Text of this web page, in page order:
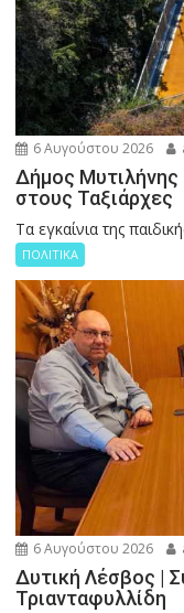
6 Αυγούστου 2026
Δήμος Μυτιλήνης
στους Ταξιάρχες
Tα εγκαίνια της
ΠΟΛΙΤΙΚΑ
6 Αυγούστου 2026
Δυτική Λέσβος |
Τριανταφυλλίδη